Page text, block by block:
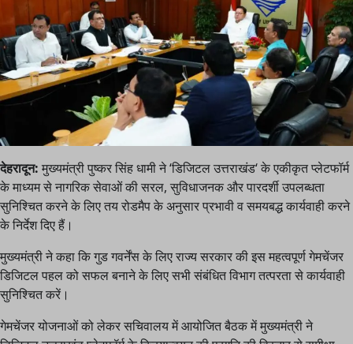
देहरादून: मुख्यमंत्री पुष्कर सिंह धामी ने ‘डिजिटल उत्तराखंड‘ के एकीकृत प्लेटफॉर्म
के माध्यम से नागरिक सेवाओं की सरल, सुविधाजनक और पारदर्शी उपलब्धता
सुनिश्चित करने के लिए तय रोडमैप के अनुसार प्रभावी व समयबद्ध कार्यवाही करने
के निर्देश दिए हैं।
मुख्यमंत्री ने कहा कि गुड गवर्नेंस के लिए राज्य सरकार की इस महत्वपूर्ण गेमचेंजर
डिजिटल पहल को सफल बनाने के लिए सभी संबंधित विभाग तत्परता से कार्यवाही
सुनिश्चित करें।
गेमचेंजर योजनाओं को लेकर सचिवालय में आयोजित बैठक में मुख्यमंत्री ने